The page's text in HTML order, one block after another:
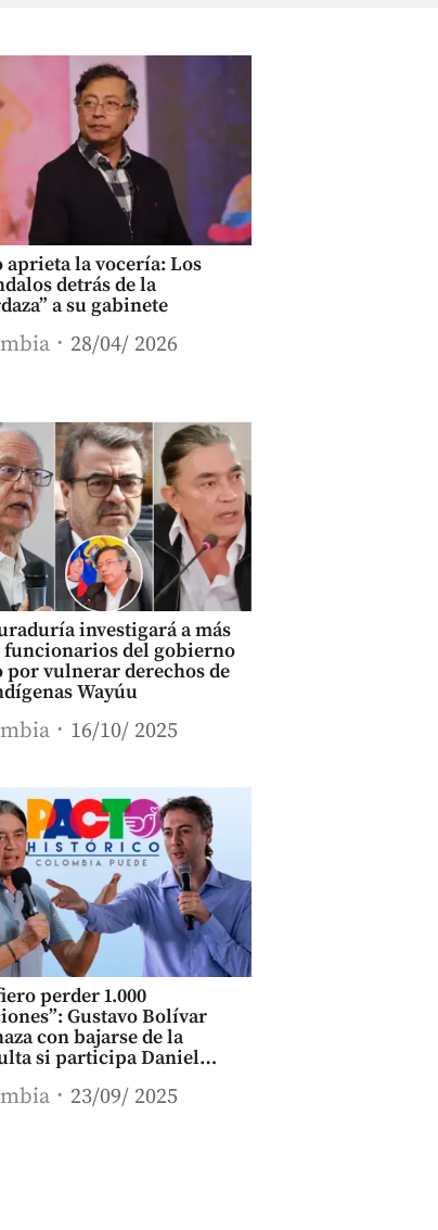
aprieta la vocería: Los
detrás de la
a su gabinete
28/04/ 2026
investigará a más
funcionarios del gobierno
por vulnerar derechos de
Wayúu
16/10/ 2025
perder 1.000
Gustavo Bolívar
con bajarse de la
si participa Daniel
23/09/ 2025